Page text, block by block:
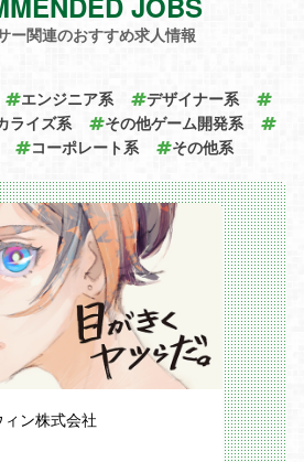
グラマー
向けハイエンドゲームにお
アーティスト/ツールプログ
プランナーと連携して、ゲ
なツール作成および
ラインの構築を行う
ー関連のおすすめ求人情報
エンジニア系
デザイナー系
ライズ系
その他ゲーム開発系
コーポレート系 その他系
ン株式会社